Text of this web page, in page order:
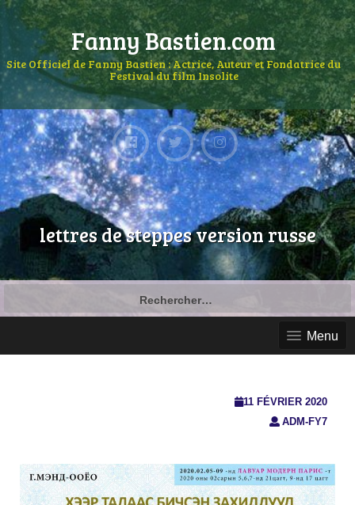
Fanny Bastien.com
Site Officiel de Fanny Bastien : Actrice, Auteur et Fondatrice du
Festival du film Insolite
lettres de steppes version russe
Menu
11 FÉVRIER 2020
ADM-FY7